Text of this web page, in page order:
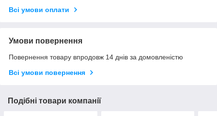
Всі умови оплати
Умови повернення
Повернення товару впродовж 14 днів за домовленістю
Всі умови повернення
Подібні товари компанії